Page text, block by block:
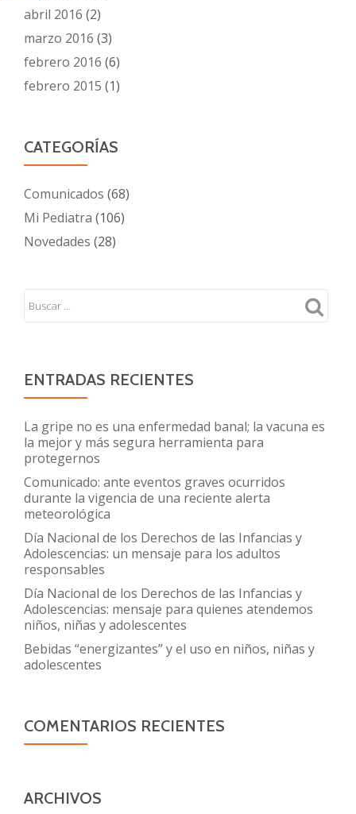
abril 2016 (2)
marzo 2016 (3)
febrero 2016 (6)
febrero 2015 (1)
CATEGORÍAS
Comunicados (68)
Mi Pediatra (106)
Novedades (28)
ENTRADAS RECIENTES
La gripe no es una enfermedad banal; la vacuna es
la mejor y más segura herramienta para
protegernos
Comunicado: ante eventos graves ocurridos
durante la vigencia de una reciente alerta
meteorológica
Día Nacional de los Derechos de las Infancias y
Adolescencias: un mensaje para los adultos
responsables
Día Nacional de los Derechos de las Infancias y
Adolescencias: mensaje para quienes atendemos
niños, niñas y adolescentes
Bebidas “energizantes” y el uso en niños, niñas y
adolescentes
COMENTARIOS RECIENTES
ARCHIVOS